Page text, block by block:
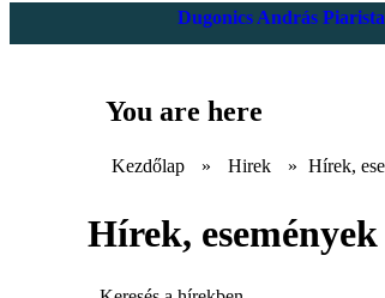
Dugonics András
You are here
Kezdőlap » Hirek » Hírek,
Hírek,